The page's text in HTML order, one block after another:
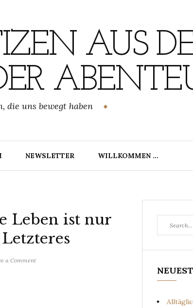
AUS
die uns bewegt haben
NEWSLETTER WILLKOMMEN …
Leben ist nur
a Commenton
for: